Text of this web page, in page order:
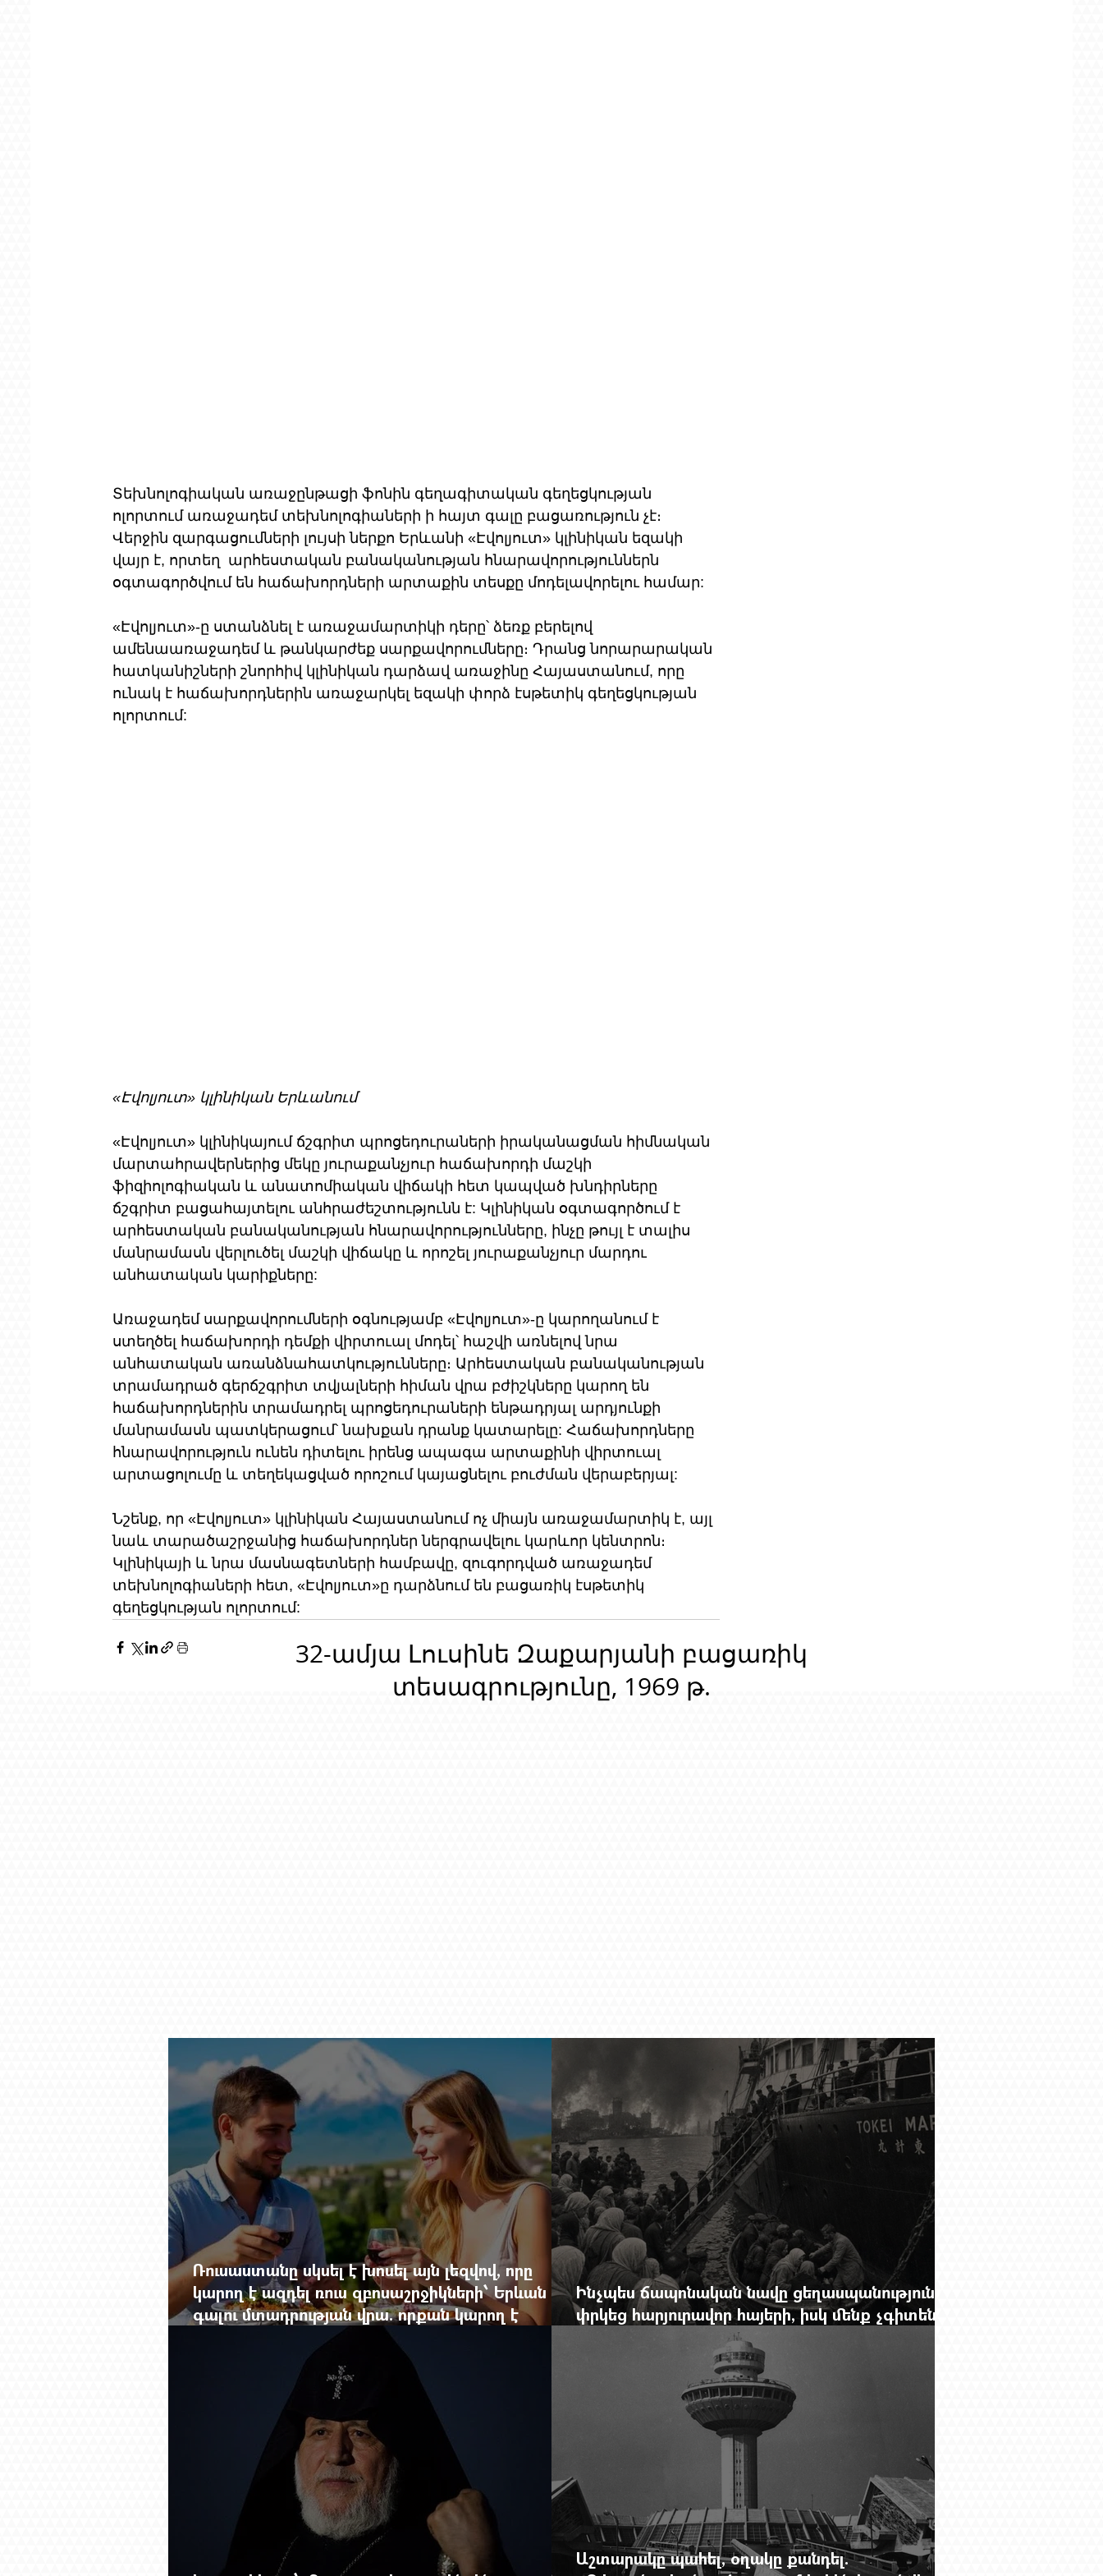
Տեխնոլոգիական առաջընթացի ֆոնին գեղագիտական ​​գեղեցկության
ոլորտում առաջադեմ տեխնոլոգիաների ի հայտ գալը բացառություն չէ։
Վերջին զարգացումների լույսի ներքո Երևանի «Էվոլյուտ» կլինիկան եզակի
վայր է, որտեղ  արհեստական ​​բանականության հնարավորություններն
օգտագործվում են հաճախորդների արտաքին տեսքը մոդելավորելու համար:
«Էվոլյուտ»-ը ստանձնել է առաջամարտիկի դերը՝ ձեռք բերելով
ամենաառաջադեմ և թանկարժեք սարքավորումները։ Դրանց նորարարական
հատկանիշների շնորհիվ կլինիկան դարձավ առաջինը Հայաստանում, որը
ունակ է հաճախորդներին առաջարկել եզակի փորձ էսթետիկ գեղեցկության
ոլորտում:
«Էվոլյուտ» կլինիկան Երևանում
«Էվոլյուտ» կլինիկայում ճշգրիտ պրոցեդուրաների իրականացման հիմնական
մարտահրավերներից մեկը յուրաքանչյուր հաճախորդի մաշկի
ֆիզիոլոգիական և անատոմիական վիճակի հետ կապված խնդիրները
ճշգրիտ բացահայտելու անհրաժեշտությունն է: Կլինիկան օգտագործում է
արհեստական ​​բանականության հնարավորությունները, ինչը թույլ է տալիս
մանրամասն վերլուծել մաշկի վիճակը և որոշել յուրաքանչյուր մարդու
անհատական ​​կարիքները:
Առաջադեմ սարքավորումների օգնությամբ «Էվոլյուտ»-ը կարողանում է
ստեղծել հաճախորդի դեմքի վիրտուալ մոդել՝ հաշվի առնելով նրա
անհատական ​​առանձնահատկությունները։ Արհեստական բանականության
տրամադրած գերճշգրիտ տվյալների հիման վրա բժիշկները կարող են
հաճախորդներին տրամադրել պրոցեդուրաների ենթադրյալ արդյունքի
մանրամասն պատկերացում՝ նախքան դրանք կատարելը: Հաճախորդները
հնարավորություն ունեն դիտելու իրենց ապագա արտաքինի վիրտուալ
արտացոլումը և տեղեկացված որոշում կայացնելու բուժման վերաբերյալ:
Նշենք, որ «Էվոլյուտ» կլինիկան Հայաստանում ոչ միայն առաջամարտիկ է, այլ
նաև տարածաշրջանից հաճախորդներ ներգրավելու կարևոր կենտրոն։
Կլինիկայի և նրա մասնագետների համբավը, զուգորդված առաջադեմ
տեխնոլոգիաների հետ, «Էվոլյուտ»ը դարձնում են բացառիկ էսթետիկ
գեղեցկության ոլորտում:
32-ամյա Լուսինե Զաքարյանի բացառիկ
տեսագրությունը, 1969 թ.
Ռուսաստանը սկսել է խոսել այն լեզվով, որը
կարող է ազդել ռուս զբոսաշրջիկների՝ Երևան
գալու մտադրության վրա. որքան կարող է
խորանալ հայ-ռուսական ճգնաժամը
Ինչպես ճապոնական նավը ցեղասպանությունից
փրկեց հարյուրավոր հայերի, իսկ մենք չգիտենք
հերոս նավապետի անունը՝ Սաձո Հիբիի
Աշտարակը պահել, օղակը քանդել.